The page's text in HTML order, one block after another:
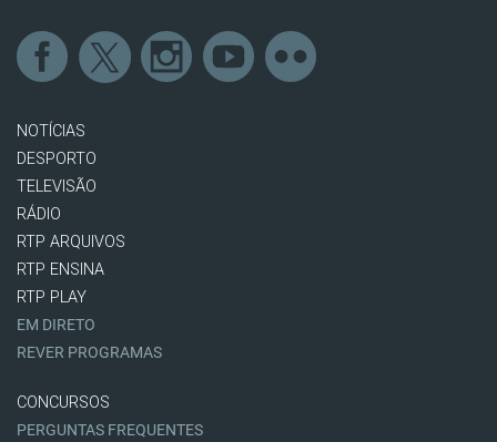
NOTÍCIAS
DESPORTO
TELEVISÃO
RÁDIO
RTP ARQUIVOS
RTP ENSINA
RTP PLAY
EM DIRETO
REVER PROGRAMAS
CONCURSOS
PERGUNTAS FREQUENTES